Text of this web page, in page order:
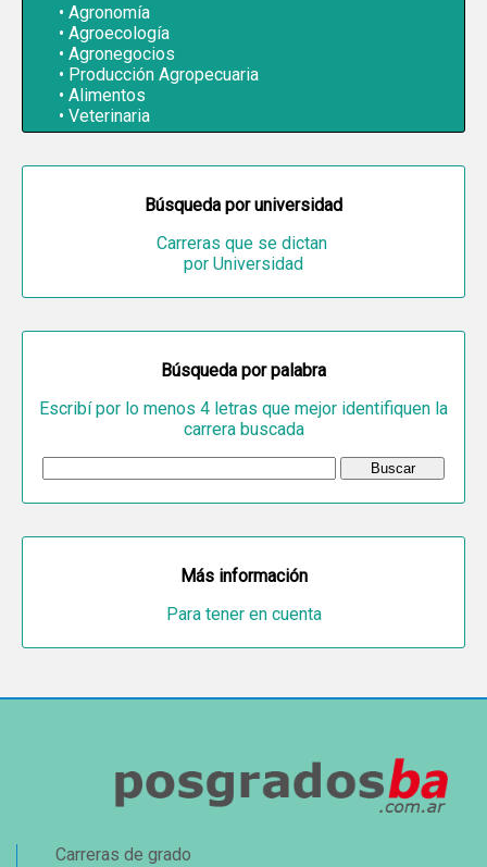
Agronomía
Agroecología
Agronegocios
Producción Agropecuaria
Alimentos
Veterinaria
Búsqueda por universidad
Carreras que se dictan
por Universidad
Búsqueda por palabra
Escribí por lo menos 4 letras que mejor identifiquen la
carrera buscada
Más información
Para tener en cuenta
Carreras de grado